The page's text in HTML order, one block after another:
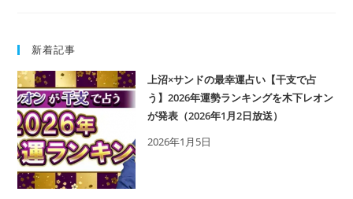
は？
パ
タ
ン
別
の
新着記事
上沼×サンドの最幸運占い【干支で占
う】2026年運勢ランキングを木下レオン
が発表（2026年1月2日放送）
2026年1月5日